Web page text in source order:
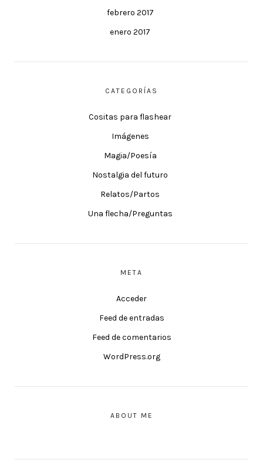
febrero 2017
enero 2017
CATEGORÍAS
Cositas para flashear
Imágenes
Magia/Poesía
Nostalgia del futuro
Relatos/Partos
Una flecha/Preguntas
META
Acceder
Feed de entradas
Feed de comentarios
WordPress.org
ABOUT ME